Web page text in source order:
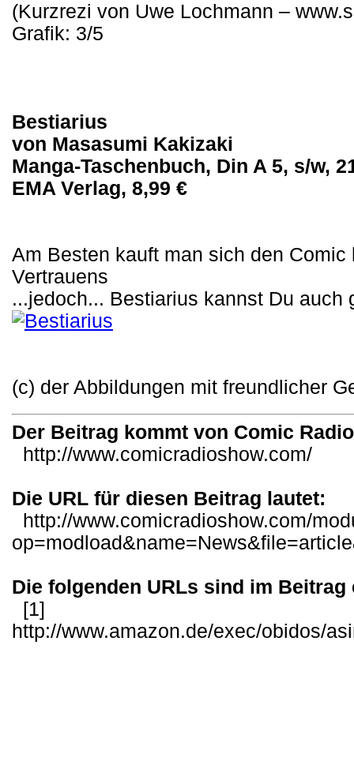
(Kurzrezi von Uwe Lochmann –
Grafik: 3/5
Bestiarius
von Masasumi Kakizaki
Manga-Taschenbuch, Din A 5, s/w,
EMA Verlag, 8,99 €
Am Besten kauft man sich den
Vertrauens
...jedoch... Bestiarius kannst Du auch
(c) der Abbildungen mit freundlicher
Der Beitrag kommt von Comic
http://www.comicradioshow.com/
Die URL für diesen Beitrag lautet:
http://www.comicradioshow.com/
Die folgenden URLs sind im Beitrag
[1]
http://www.amazon.de/exec/obidos/